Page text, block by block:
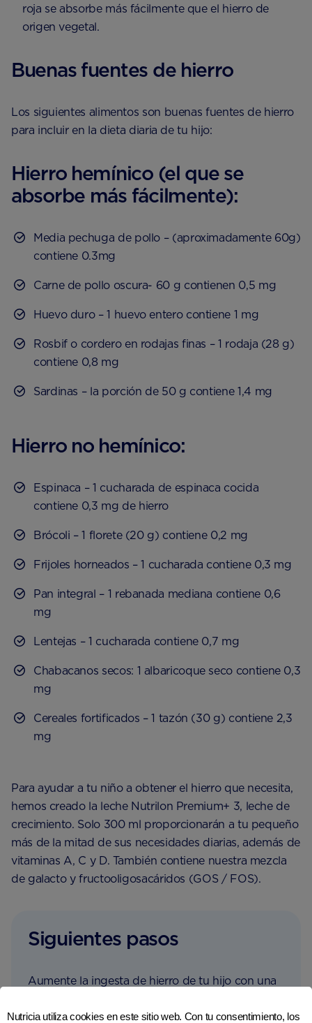
roja se absorbe más fácilmente que el hierro de
origen vegetal.
Buenas fuentes de hierro
Los siguientes alimentos son buenas fuentes de hierro
para incluir en la dieta diaria de tu hijo:
Hierro hemínico (el que se
absorbe más fácilmente):
Media pechuga de pollo – (aproximadamente 60g)
contiene 0.3mg
Carne de pollo oscura- 60 g contienen 0,5 mg
Huevo duro – 1 huevo entero contiene 1 mg
Rosbif o cordero en rodajas finas – 1 rodaja (28 g)
contiene 0,8 mg
Sardinas – la porción de 50 g contiene 1,4 mg
Hierro no hemínico:
Espinaca – 1 cucharada de espinaca cocida
contiene 0,3 mg de hierro
Brócoli – 1 florete (20 g) contiene 0,2 mg
Frijoles horneados – 1 cucharada contiene 0,3 mg
Pan integral – 1 rebanada mediana contiene 0,6
mg
Lentejas – 1 cucharada contiene 0,7 mg
Chabacanos secos: 1 albaricoque seco contiene 0,3
mg
Cereales fortificados – 1 tazón (30 g) contiene 2,3
mg
Para ayudar a tu niño a obtener el hierro que necesita,
hemos creado la leche Nutrilon Premium+ 3, leche de
crecimiento. Solo 300 ml proporcionarán a tu pequeño
más de la mitad de sus necesidades diarias, además de
vitaminas A, C y D. También contiene nuestra mezcla
de galacto y fructooligosacáridos (GOS / FOS).
Siguientes pasos
Aumente la ingesta de hierro de tu hijo con una
Nutricia utiliza cookies en este sitio web. Con tu consentimiento, los